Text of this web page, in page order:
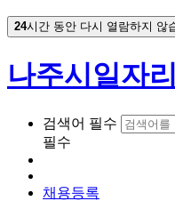
24시간 동안 다시 열람하지 않
나주시일자
검색어 필수
필수
채용등록